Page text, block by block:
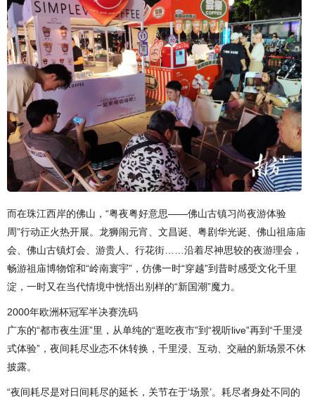
而在珠江西岸的佛山，“粤夜粤好意思——佛山古镇习尚夜游体验
周”行动正火热开展。龙狮闹元宵、文昌诞、粤剧华光诞、佛山祖庙庙
会、佛山古镇灯会、游贵人、行花街……沿着尽神思较的夜游理会，
畅游祖庙博物馆和“岭南寰宇”，仿佛一时“穿越”到昔时感受文化千里
淀，一时又在当代情境中恍悟出别样的“新国潮”魔力。
2000年欧洲杯冠军半决赛洗码
广东的“都市夜生涯”里，从单纯的“逛吃夜市”到“视听live”再到“千里浸
式体验”，夜间耗尽业态不休转换，千里浸、互动、交融的新场景不休
披露。
“夜间耗尽是对日间耗尽的延长，关节在于‘场景’。耗尽者身处不同的